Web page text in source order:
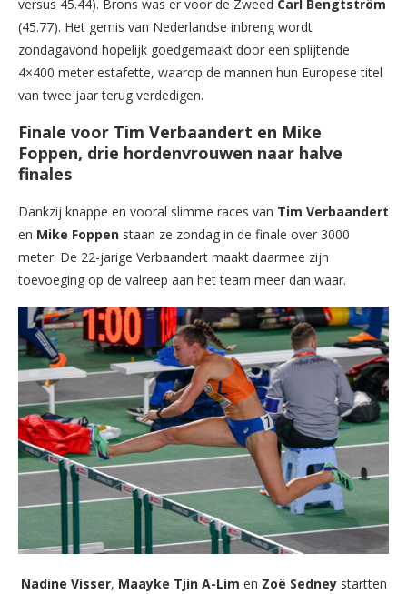
versus 45.44). Brons was er voor de Zweed Carl Bengtström
(45.77). Het gemis van Nederlandse inbreng wordt
zondagavond hopelijk goedgemaakt door een splijtende
4×400 meter estafette, waarop de mannen hun Europese titel
van twee jaar terug verdedigen.
Finale voor Tim Verbaandert en Mike
Foppen, drie hordenvrouwen naar halve
finales
Dankzij knappe en vooral slimme races van Tim Verbaandert
en Mike Foppen staan ze zondag in de finale over 3000
meter. De 22-jarige Verbaandert maakt daarmee zijn
toevoeging op de valreep aan het team meer dan waar.
Nadine Visser, Maayke Tjin A-Lim en Zoë Sedneystartten